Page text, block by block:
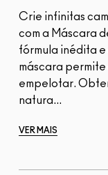
Crie infinitas
com a Máscara
fórmula inédita
máscara
empelotar.
natura...
VER MAIS